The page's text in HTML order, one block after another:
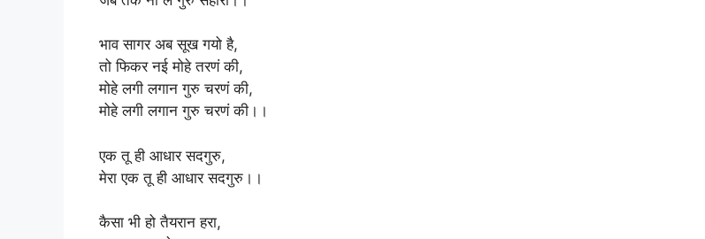
भाव सागर अब सूख गयो है,
तो फिकर नई मोहे तरणं की,
मोहे लगी लगान गुरु चरणं की,
मोहे लगी लगान गुरु चरणं की।।
एक तू ही आधार सदगुरु,
मेरा एक तू ही आधार सदगुरु।।
कैसा भी हो तैयरान हरा,